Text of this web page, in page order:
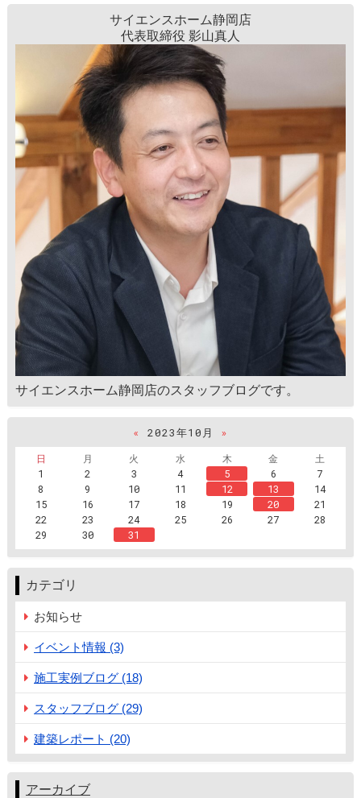
サイエンスホーム静岡店
代表取締役 影山真人
サイエンスホーム静岡店のスタッフブログです。
« 2023年10月
»
日
月 火 水 木 金
土
1
2 3 4 5 6
7
8
9 10 11 12 13
14
15
16 17 18 19 20
21
22
23 24 25 26 27
28
29
30 31
カテゴリ
お知らせ
イベント情報 (3)
施工実例ブログ (18)
スタッフブログ (29)
建築レポート (20)
アーカイブ